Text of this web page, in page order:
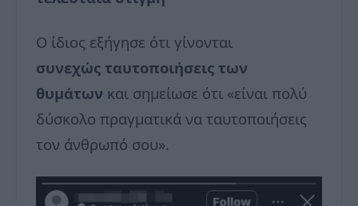
Ο ίδιος εξήγησε ότι γίνονται
συνεχώς ταυτοποιήσεις των
θυμάτων και σημείωσε ότι «είναι πολύ
δύσκολο πραγματικά να ταυτοποιήσεις
τον άνθρωπό σου».